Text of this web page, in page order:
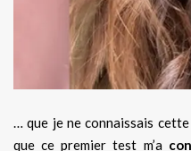
… que je ne connaissais cette
que ce premier test m’a